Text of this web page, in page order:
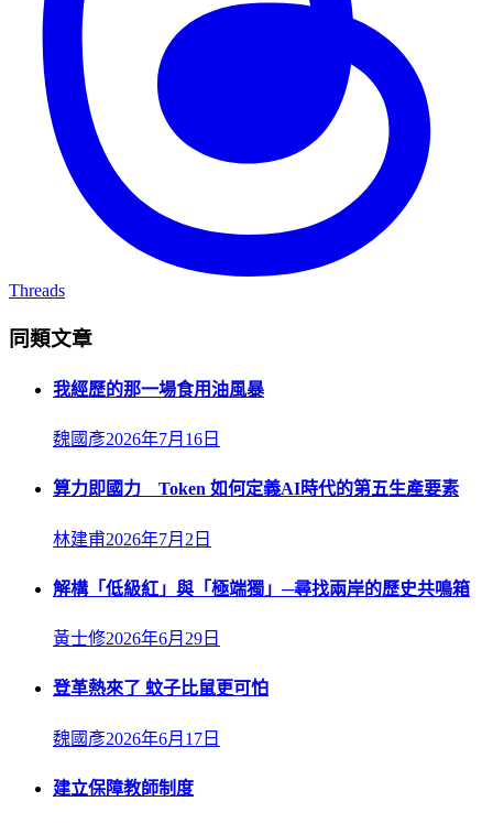
Threads
同類文章
我經歷的那一場食用油風暴
魏國彥2026年7月16日
算力即國力 Token 如何定義AI時代的第五生產要素
林建甫2026年7月2日
解構「低級紅」與「極端獨」─尋找兩岸的歷史共鳴箱
黃士修2026年6月29日
登革熱來了 蚊子比鼠更可怕
魏國彥2026年6月17日
建立保障教師制度